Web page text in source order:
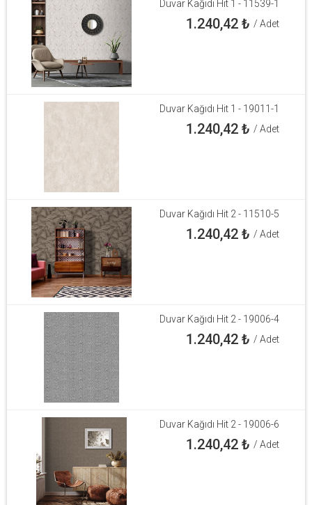
Duvar Kağıdı Hit 1 - 11539-1
1.240,42₺ / Adet
Duvar Kağıdı Hit 1 - 19011-1
1.240,42₺ / Adet
Duvar Kağıdı Hit 2 - 11510-5
1.240,42₺ / Adet
Duvar Kağıdı Hit 2 - 19006-4
1.240,42₺ / Adet
Duvar Kağıdı Hit 2 - 19006-6
1.240,42₺ / Adet